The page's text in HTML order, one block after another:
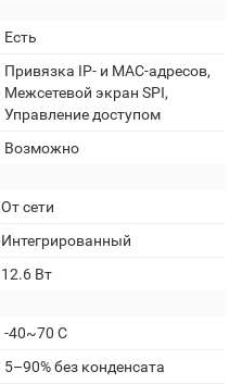
Есть
Привязка IP- и MAC-адресов,
Межсетевой экран SPI,
Управление доступом
Возможно
От сети
Интегрированный
12.6 Вт
-40~70 С
5–90% без конденсата